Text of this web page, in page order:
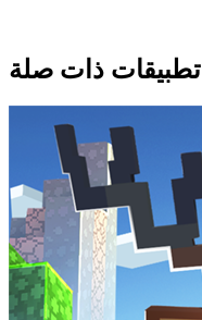
تطبيقات ذات صلة